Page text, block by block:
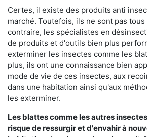
Certes, il existe des produits anti
marché. Toutefois, ils ne sont pas
contraire, les spécialistes en
de produits et d'outils bien plus
exterminer les insectes comme les
plus, ils ont une connaissance bien
mode de vie de ces insectes, aux
dans une habitation ainsi qu'aux
les exterminer.
Les blattes comme les autres
risque de ressurgir et d'envahir à